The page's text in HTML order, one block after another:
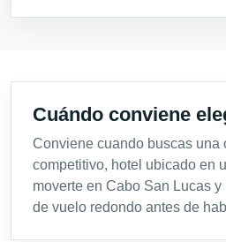
Cuándo conviene
Conviene cuando buscas una
competitivo, hotel ubicado en
moverte en Cabo San Lucas
de vuelo redondo antes de